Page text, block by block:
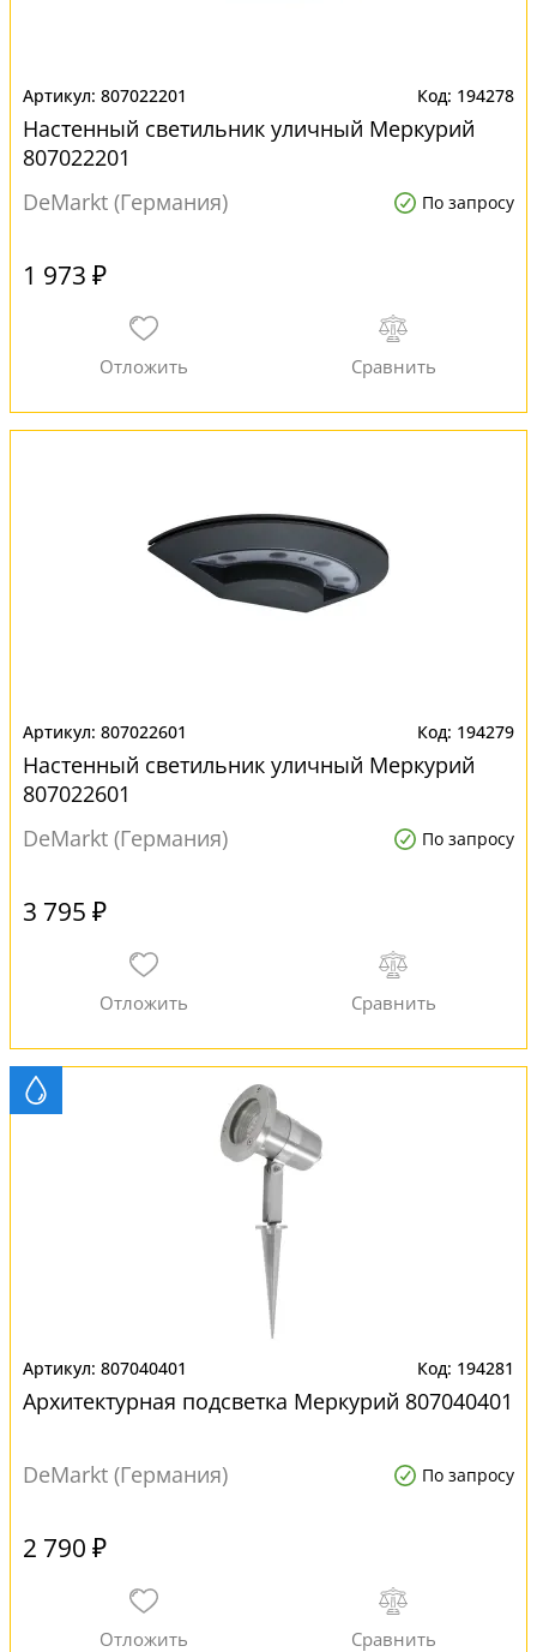
807022201 194278
Настенный светильник уличный Меркурий
807022201
DeMarkt (Германия)
По запросу
1 973 ₽
807022601 194279
Настенный светильник уличный Меркурий
807022601
DeMarkt (Германия)
По запросу
3 795 ₽
807040401 194281
Архитектурная подсветка Меркурий 807040401
DeMarkt (Германия) По запросу
2 790 ₽